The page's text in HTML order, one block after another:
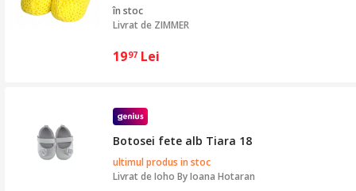
în stoc
Livrat de ZIMMER
1997 Lei
Botosei fete alb Tiara 18
ultimul produs in stoc
Livrat deIoho By Ioana Hotaran